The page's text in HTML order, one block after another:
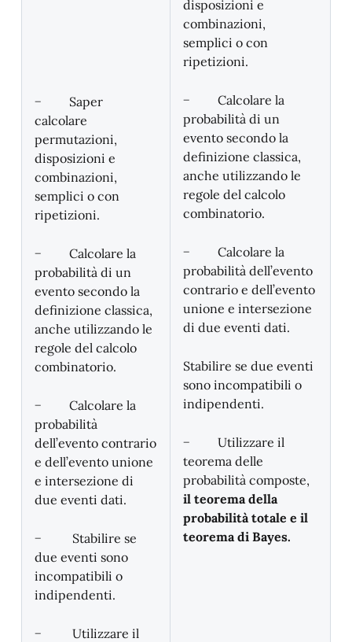
− Saper
calcolare
permutazioni,
disposizioni e
combinazioni,
semplici o con
ripetizioni.
− Calcolare la
probabilità di un
evento secondo la
definizione classica,
anche utilizzando le
regole del calcolo
combinatorio.
− Calcolare la
probabilità
dell’evento contrario
e dell’evento unione
e intersezione di
due eventi dati.
− Stabilire se
due eventi sono
incompatibili o
indipendenti.
− Utilizzare il
disposizioni e
combinazioni,
semplici o con
ripetizioni.
− Calcolare la
probabilità di un
evento secondo la
definizione classica,
anche utilizzando le
regole del calcolo
combinatorio.
− Calcolare la
probabilità dell’evento
contrario e dell’evento
unione e intersezione
di due eventi dati.
Stabilire se due eventi
sono incompatibili o
indipendenti.
− Utilizzare il
teorema delle
probabilità composte,
il teorema della
probabilità totale e il
teorema di Bayes.